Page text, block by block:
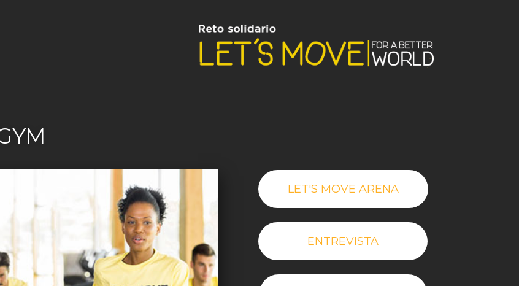
LET'S MOVE ARENA
ENTREVISTA